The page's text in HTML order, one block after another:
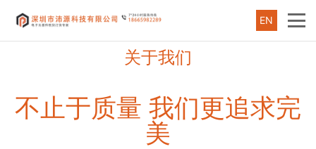
EN
关于我们
不止于质量 我们更追求完
美